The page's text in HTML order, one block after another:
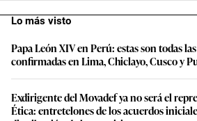
Lo más visto
Papa León XIV en Perú: estas son todas
confirmadas en Lima, Chiclayo, Cusco y
Exdirigente del Movadef ya no será el
Ética: entretelones de los acuerdos